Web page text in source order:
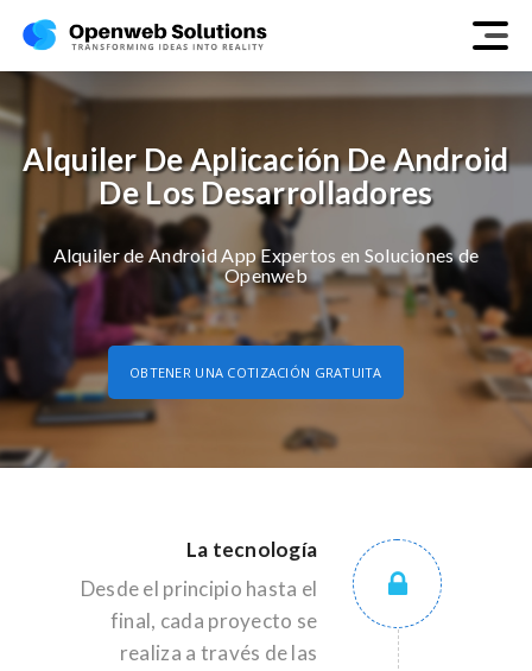
Alquiler De Aplicación De Android
De Los Desarrolladores
Alquiler de Android App Expertos en Soluciones de
Openweb
OBTENER UNA COTIZACIÓN GRATUITA
La tecnología
Desde el principio hasta el
final, cada proyecto se
realiza a través de las